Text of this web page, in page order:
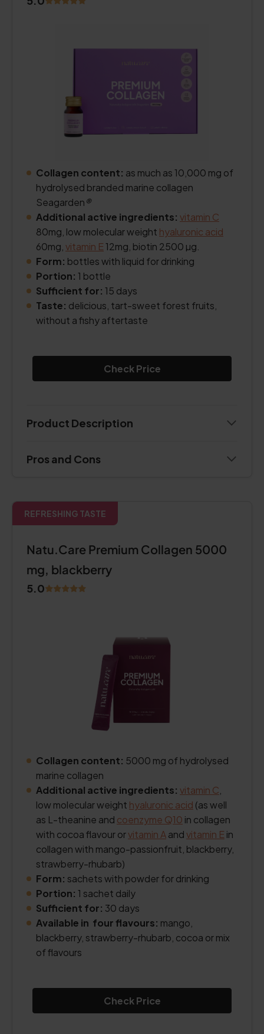
Collagen content: as much as 10,000 mg of
hydrolysed branded marine collagen
Seagarden®
Additional active ingredients: vitamin C
80mg, low molecular weight hyaluronic acid
60mg, vitamin E12mg, biotin 2500 µg.
Form: bottles with liquid for drinking
Portion: 1 bottle
Sufficient for: 15 days
Taste: delicious, tart-sweet forest fruits,
without a fishy aftertaste
Check Price
Product Description
Pros and Cons
REFRESHING TASTE
Natu.Care Premium Collagen 5000
mg, blackberry
5.0
Collagen content: 5000 mg of hydrolysed
marine collagen
Additional active ingredients: vitamin C
low molecular weight hyaluronic acid (as well
as L-theanine and coenzyme Q10 in collagen
with cocoa flavour orvitamin Aandvitamin E in
collagen with mango-passionfruit, blackberry,
strawberry-rhubarb)
Form: sachets with powder for drinking
Portion: 1 sachet daily
Sufficient for: 30 days
Available in four flavours: mango,
blackberry, strawberry-rhubarb, cocoa or mix
of flavours
Check Price